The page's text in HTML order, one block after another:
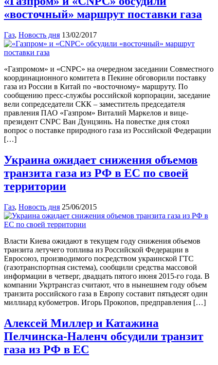
«восточный» маршрут поставки газа
Газ, Новость дня 13/02/2017
«Газпромом» и «CNPC» на очередном заседании Совместного
координационного комитета в Пекине обговорили поставку
газа из России в Китай по «восточному» маршруту. По
сообщению пресс-службы российской корпорации, заседание
вели сопредседатели СКК – заместитель председателя
правления ПАО «Газпром» Виталий Маркелов и вице-
президент CNPC Ван Дунцзинь. На повестке дня стоял
вопрос о поставке природного газа из Российской Федерации
[…]
Украина ожидает снижения объемов
транзита газа из РФ в ЕС по своей
территории
Газ, Новость дня 25/06/2015
Власти Киева ожидают в текущем году снижения объемов
транзита летучего топлива из Российской Федерации в
Евросоюз, производимого посредством украинской ГТС
(газотранспортная система), сообщили средства массовой
информации в четверг, двадцать пятого июня 2015-го года. В
компании Укртрансгаз считают, что в нынешнем году объем
транзита российского газа в Европу составит пятьдесят один
миллиард кубометров. Игорь Прокопов, предправления […]
Алексей Миллер и Катажина
Пелчинска-Наленч обсудили транзит
газа из РФ в ЕС